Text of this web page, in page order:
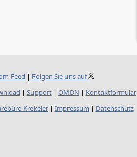
Feed | Folgen Sie uns auf
| Support| OMDN | Kontaktformular
Krekeler| Impressum | Datenschutz